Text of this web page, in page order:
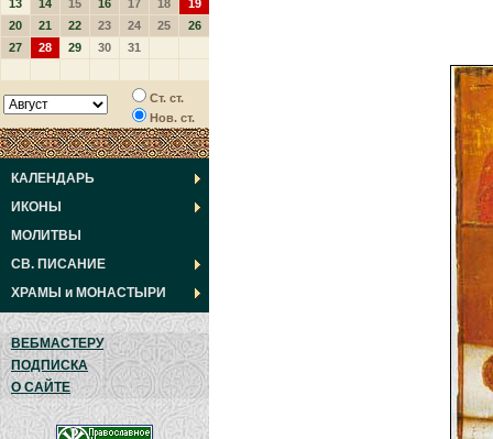
13
14 15 16 17 18
19
20
21 22 23 24 25
26
27
28 29 30 31
Ст. ст.
Нов. ст.
КАЛЕНДАРЬ
ИКОНЫ
МОЛИТВЫ
СВ. ПИСАНИЕ
ХРАМЫ и МОНАСТЫРИ
ВЕБМАСТЕРУ
ПОДПИСКА
О САЙТЕ